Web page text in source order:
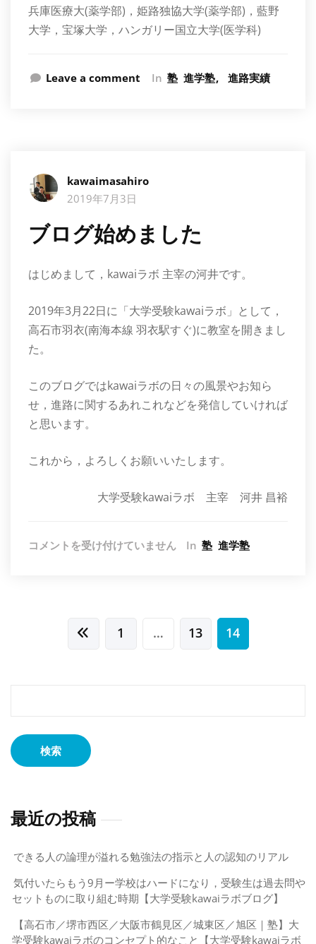
兵庫医療大(薬学部)，姫路独協大学(薬学部)，藍野
大学，宝塚大学，ハンガリー国立大学(医学科)
Leave a comment In 塾 進学塾 進路実績
kawaimasahiro
2019年7月3日
ブログ始めました
はじめまして，kawaiラボ 主宰の河井です。
2019年3月22日に「大学受験kawaiラボ」として，
高石市羽衣(南海本線 羽衣駅すぐ)に教室を開きまし
た。
このブログではkawaiラボの日々の風景やお知ら
せ，進路に関するあれこれなどを発信していければ
と思います。
これから，よろしくお願いいたします。
大学受験kawaiラボ 主宰 河井 昌裕
ブ
コメントを受け付けていません In 塾 進学塾
ジ
送
1 … 13 14
最近の投稿
できる人の論理が溢れる勉強法の指示と人の認知のリアル
気付いたらもう9月ー学校はハードになり，受験生は過去問や
セットものに取り組む時期【大学受験kawaiラボブログ】
【高石市／堺市西区／大阪市鶴見区／城東区／旭区｜塾】大
学受験kawaiラボのコンセプト的なこと【大学受験kawaiラボ